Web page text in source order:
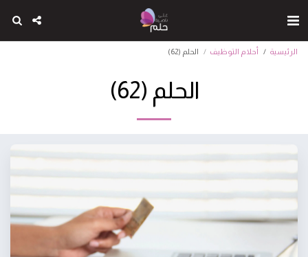
الرئيسية أحلام التوظيف الحلم (62)
الحلم (62)